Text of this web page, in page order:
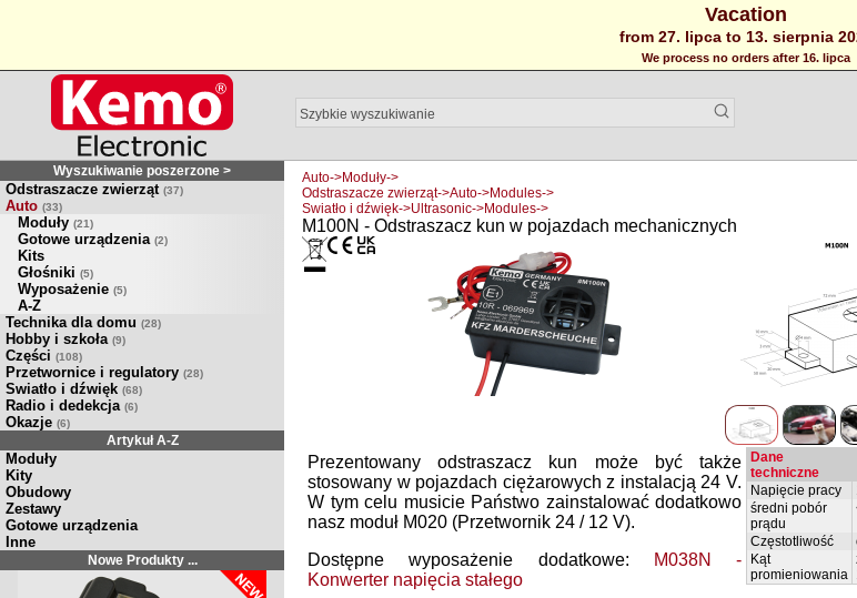
Vacation
from 27. lipca to 13. sierpnia
We process no orders after 16. lipca
Wyszukiwanie poszerzone >
Odstraszacze zwierząt (37)
Auto (33)
Moduły (21)
Gotowe urządzenia (2)
Kits
Głośniki (5)
Wyposażenie (5)
A-Z
Technika dla domu (28)
Hobby i szkoła (9)
Części (108)
Przetwornice i regulatory (28)
Swiatło i dźwięk (68)
Radio i dedekcja (6)
Okazje (6)
Artykuł A-Z
Moduły
Kity
Obudowy
Zestawy
Gotowe urządzenia
Inne
Nowe Produkty ...
Auto->Moduły->
Odstraszacze zwierząt->Auto->Modules->
Swiatło i dźwięk->Ultrasonic->Modules->
M100N - Odstraszacz kun w pojazdach mechanicznych
Dane
techniczne
Napięcie pracy
średni pobór
prądu
Częstotliwość
Kąt
promieniowania
Prezentowany odstraszacz kun może być także
stosowany w pojazdach ciężarowych z instalacją 24 V.
W tym celu musicie Państwo zainstalować dodatkowo
nasz moduł M020 (Przetwornik 24 / 12 V).
Dostępne wyposażenie dodatkowe:
M038N -
Konwerter napięcia stałego